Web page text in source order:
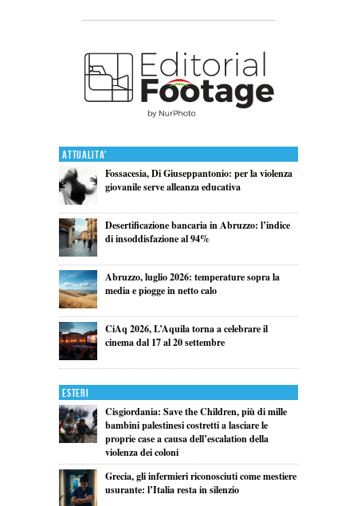
Attualita'
Fossacesia, Di Giuseppantonio: per la violenza
giovanile serve alleanza educativa
Desertificazione bancaria in Abruzzo: l’indice
di insoddisfazione al 94%
Abruzzo, luglio 2026: temperature sopra la
media e piogge in netto calo
CiAq 2026, L’Aquila torna a celebrare il
cinema dal 17 al 20 settembre
Esteri
Cisgiordania: Save the Children, più di mille
bambini palestinesi costretti a lasciare le
proprie case a causa dell’escalation della
violenza dei coloni
Grecia, gli infermieri riconosciuti come mestiere
usurante: l’Italia resta in silenzio